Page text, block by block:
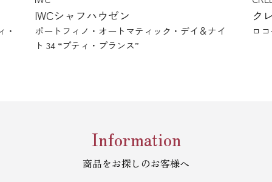
クレドール
ロコモティブ GCCR995
グ
Information
商品をお探しのお客様へ